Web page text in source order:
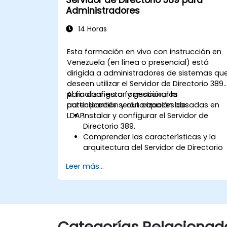
Administradores
14 Horas
Esta formación en vivo con instrucción en
Venezuela (en línea o presencial) está
dirigida a administradores de sistemas
deseen utilizar el Servidor de Directorio 389
para configurar y gestionar la
autenticación y autorización basadas en
LDAP.
Al finalizar esta formación, los
participantes serán capaces de:
Instalar y configurar el Servidor de
Directorio 389.
Comprender las características y la
arquitectura del Servidor de Directorio
Aprender a configurar el servidor de
directorio mediante la consola web y
equilibrar la carga.
Leer más...